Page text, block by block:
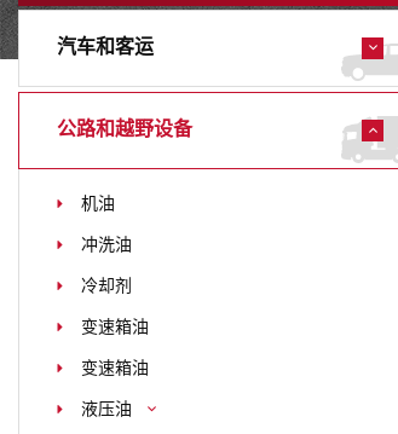
汽车和客运
公路和越野设备
机油
冲洗油
冷却剂
变速箱油
变速箱油
液压油